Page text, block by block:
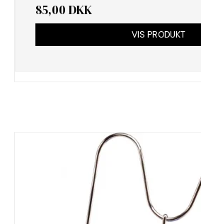
85,00 DKK
VIS PRODUKT